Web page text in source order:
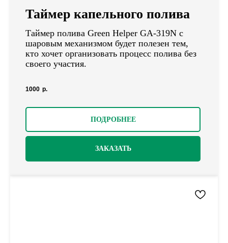
Таймер капельного полива
Таймер полива Green Helper GA-319N с
шаровым механизмом будет полезен тем,
кто хочет организовать процесс полива без
своего участия.
1000 р.
ПОДРОБНЕЕ
ЗАКАЗАТЬ